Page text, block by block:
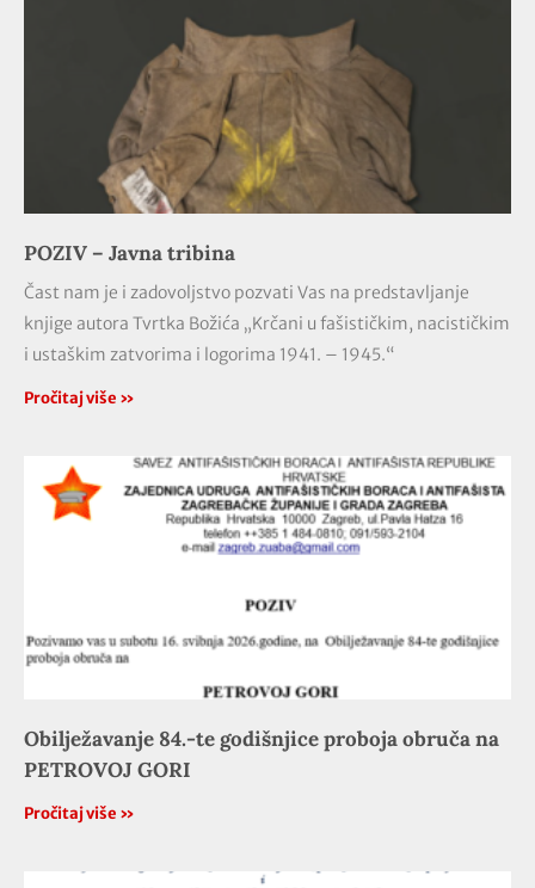
POZIV – Javna tribina
Čast nam je i zadovoljstvo pozvati Vas na predstavljanje
knjige autora Tvrtka Božića „Krčani u fašističkim, nacističkim
i ustaškim zatvorima i logorima 1941. – 1945.“
Pročitaj više »
Obilježavanje 84.-te godišnjice proboja obruča na
PETROVOJ GORI
Pročitaj više »